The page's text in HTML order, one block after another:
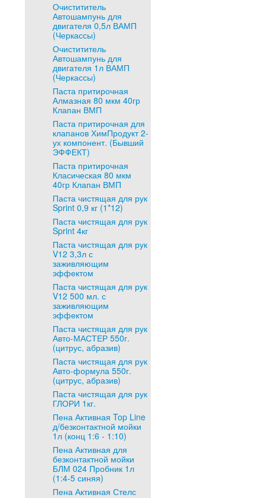
Очистититель
Автошампунь для
двигателя 0,5л ВАМП
(Черкассы)
Очистититель
Автошампунь для
двигателя 1л ВАМП
(Черкассы)
Паста притирочная
Алмазная 80 мкм 40гр
Клапан ВМП
Паста притирочная для
клапанов ХимПродукт 2-
ух компонент. (Бывший
ЭФФЕКТ)
Паста притирочная
Класическая 80 мкм
40гр Клапан ВМП
Паста чистящая для рук
Sprint 0,9 кг (1*12)
Паста чистящая для рук
Sprint 4кг
Паста чистящая для рук
V12 3,3л с
заживляющим
эффектом
Паста чистящая для рук
V12 500 мл. с
заживляющим
эффектом
Паста чистящая для рук
Авто-МАСТЕР 550г.
(цитрус, абразив)
Паста чистящая для рук
Авто-формула 550г.
(цитрус, абразив)
Паста чистящая для рук
ГЛОРИ 1кг.
Пена Активная Top Line
д/безконтактной мойки
1л (конц 1:6 - 1:10)
Пена Активная для
безконтактной мойки
БЛМ 024 Пробник 1л
(1:4-5 синяя)
Пена Активная Стелс